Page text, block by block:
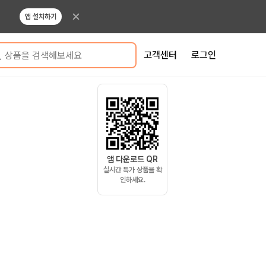
앱 설치하기
상품을 검색해보세요 고객센터 로그인
앱 다운로드 QR
실시간 특가 상품을 확
인하세요.